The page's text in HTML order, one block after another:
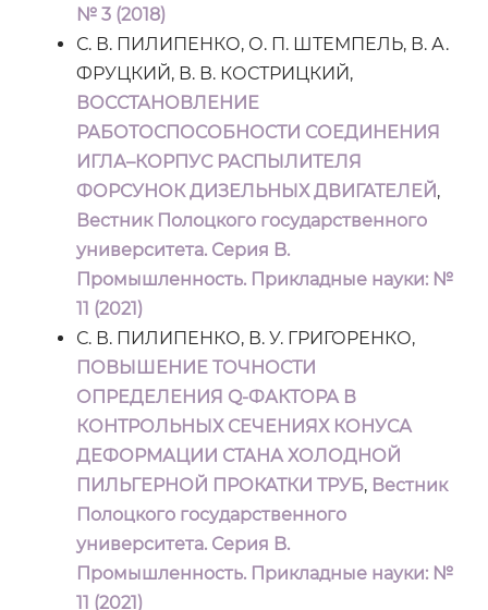
№ 3 (2018)
С. В. ПИЛИПЕНКО, О. П. ШТЕМПЕЛЬ, В. А.
ФРУЦКИЙ, В. В. КОСТРИЦКИЙ,
ВОССТАНОВЛЕНИЕ
РАБОТОСПОСОБНОСТИ СОЕДИНЕНИЯ
ИГЛА–КОРПУС РАСПЫЛИТЕЛЯ
ФОРСУНОК ДИЗЕЛЬНЫХ ДВИГАТЕЛЕЙ,
Вестник Полоцкого государственного
университета. Серия B.
Промышленность. Прикладные науки: №
11 (2021)
С. В. ПИЛИПЕНКО, В. У. ГРИГОРЕНКО,
ПОВЫШЕНИЕ ТОЧНОСТИ
ОПРЕДЕЛЕНИЯ Q-ФАКТОРА В
КОНТРОЛЬНЫХ СЕЧЕНИЯХ КОНУСА
ДЕФОРМАЦИИ СТАНА ХОЛОДНОЙ
ПИЛЬГЕРНОЙ ПРОКАТКИ ТРУБ, Вестник
Полоцкого государственного
университета. Серия B.
Промышленность. Прикладные науки: №
11 (2021)